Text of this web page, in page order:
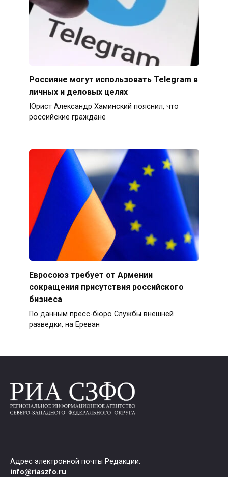
Россияне могут использовать Telegram в
личных и деловых целях
Юрист Александр Хаминский пояснил, что
российские граждане
Евросоюз требует от Армении
сокращения присутствия российского
бизнеса
По данным пресс-бюро Службы внешней
разведки, на Ереван
Адрес электронной почты Редакции:
info@riaszfo.ru